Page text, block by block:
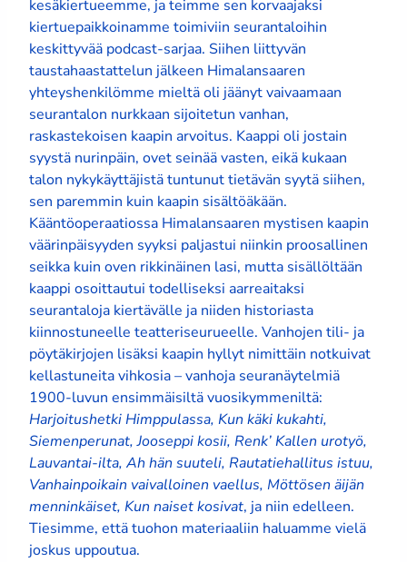
kesäkiertueemme, ja teimme sen korvaajaksi
kiertuepaikkoinamme toimiviin seurantaloihin
keskittyvää podcast-sarjaa. Siihen liittyvän
taustahaastattelun jälkeen Himalansaaren
yhteyshenkilömme mieltä oli jäänyt vaivaamaan
seurantalon nurkkaan sijoitetun vanhan,
raskastekoisen kaapin arvoitus. Kaappi oli jostain
syystä nurinpäin, ovet seinää vasten, eikä kukaan
talon nykykäyttäjistä tuntunut tietävän syytä siihen,
sen paremmin kuin kaapin sisältöäkään.
Kääntöoperaatiossa Himalansaaren mystisen kaapin
väärinpäisyyden syyksi paljastui niinkin proosallinen
seikka kuin oven rikkinäinen lasi, mutta sisällöltään
kaappi osoittautui todelliseksi aarreaitaksi
seurantaloja kiertävälle ja niiden historiasta
kiinnostuneelle teatteriseurueelle. Vanhojen tili- ja
pöytäkirjojen lisäksi kaapin hyllyt nimittäin notkuivat
kellastuneita vihkosia – vanhoja seuranäytelmiä
1900-luvun ensimmäisiltä vuosikymmeniltä:
Harjoitushetki Himppulassa, Kun käki kukahti,
Siemenperunat, Jooseppi kosii, Renk’ Kallen urotyö,
Lauvantai-ilta, Ah hän suuteli, Rautatiehallitus istuu,
Vanhainpoikain vaivalloinen vaellus, Möttösen äijän
menninkäiset, Kun naiset kosivat, ja niin edelleen.
Tiesimme, että tuohon materiaaliin haluamme vielä
joskus uppoutua.